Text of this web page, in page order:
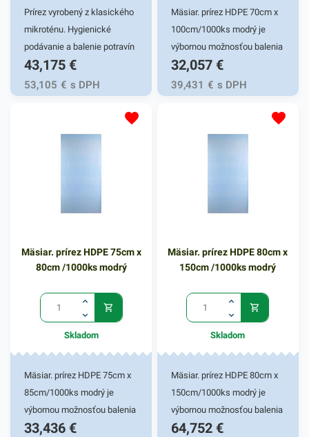
podobné produkty.
Prírez vyrobený z klasického
mikroténu. Hygienické
podávanie a balenie potravín
a potravinárskych výrobkov.
Vhodný pre lahôdky a
mäsiarstva. Hrúbka 8µm
43,175 €
53,105 € s DPH
Mäsiar. prírez HDPE 70cm x
100cm/1000ks modrý je
výbornou možnosťou balenia
mäsových a iných
potravinových výrobkov.
Svoje praktické využitie
mäsiarniach, ako aj vo vašej
rozmeroch 70cm x 100cm.
Vylepšite balenie mäsových
mikroténom. Balenie
obsahuje 1000ks
mäsiarenských prírezov. V
našej ponuke nájdete ďalšie
podobné produkty.
32,057 €
39,431 € s DPH
Mäsiar. prírez HDPE 75cm x
80cm /1000ks modrý
Skladom
Mäsiar. prírez HDPE 75cm x
85cm/1000ks modrý je
výbornou možnosťou balenia
mäsových a iných
33,436 €
Mäsiar. prírez HDPE 80cm x
150cm /1000ks modrý
Skladom
Mäsiar. prírez HDPE 80cm x
150cm/1000ks modrý je
výbornou možnosťou balenia
mäsových a iných
64,752 €